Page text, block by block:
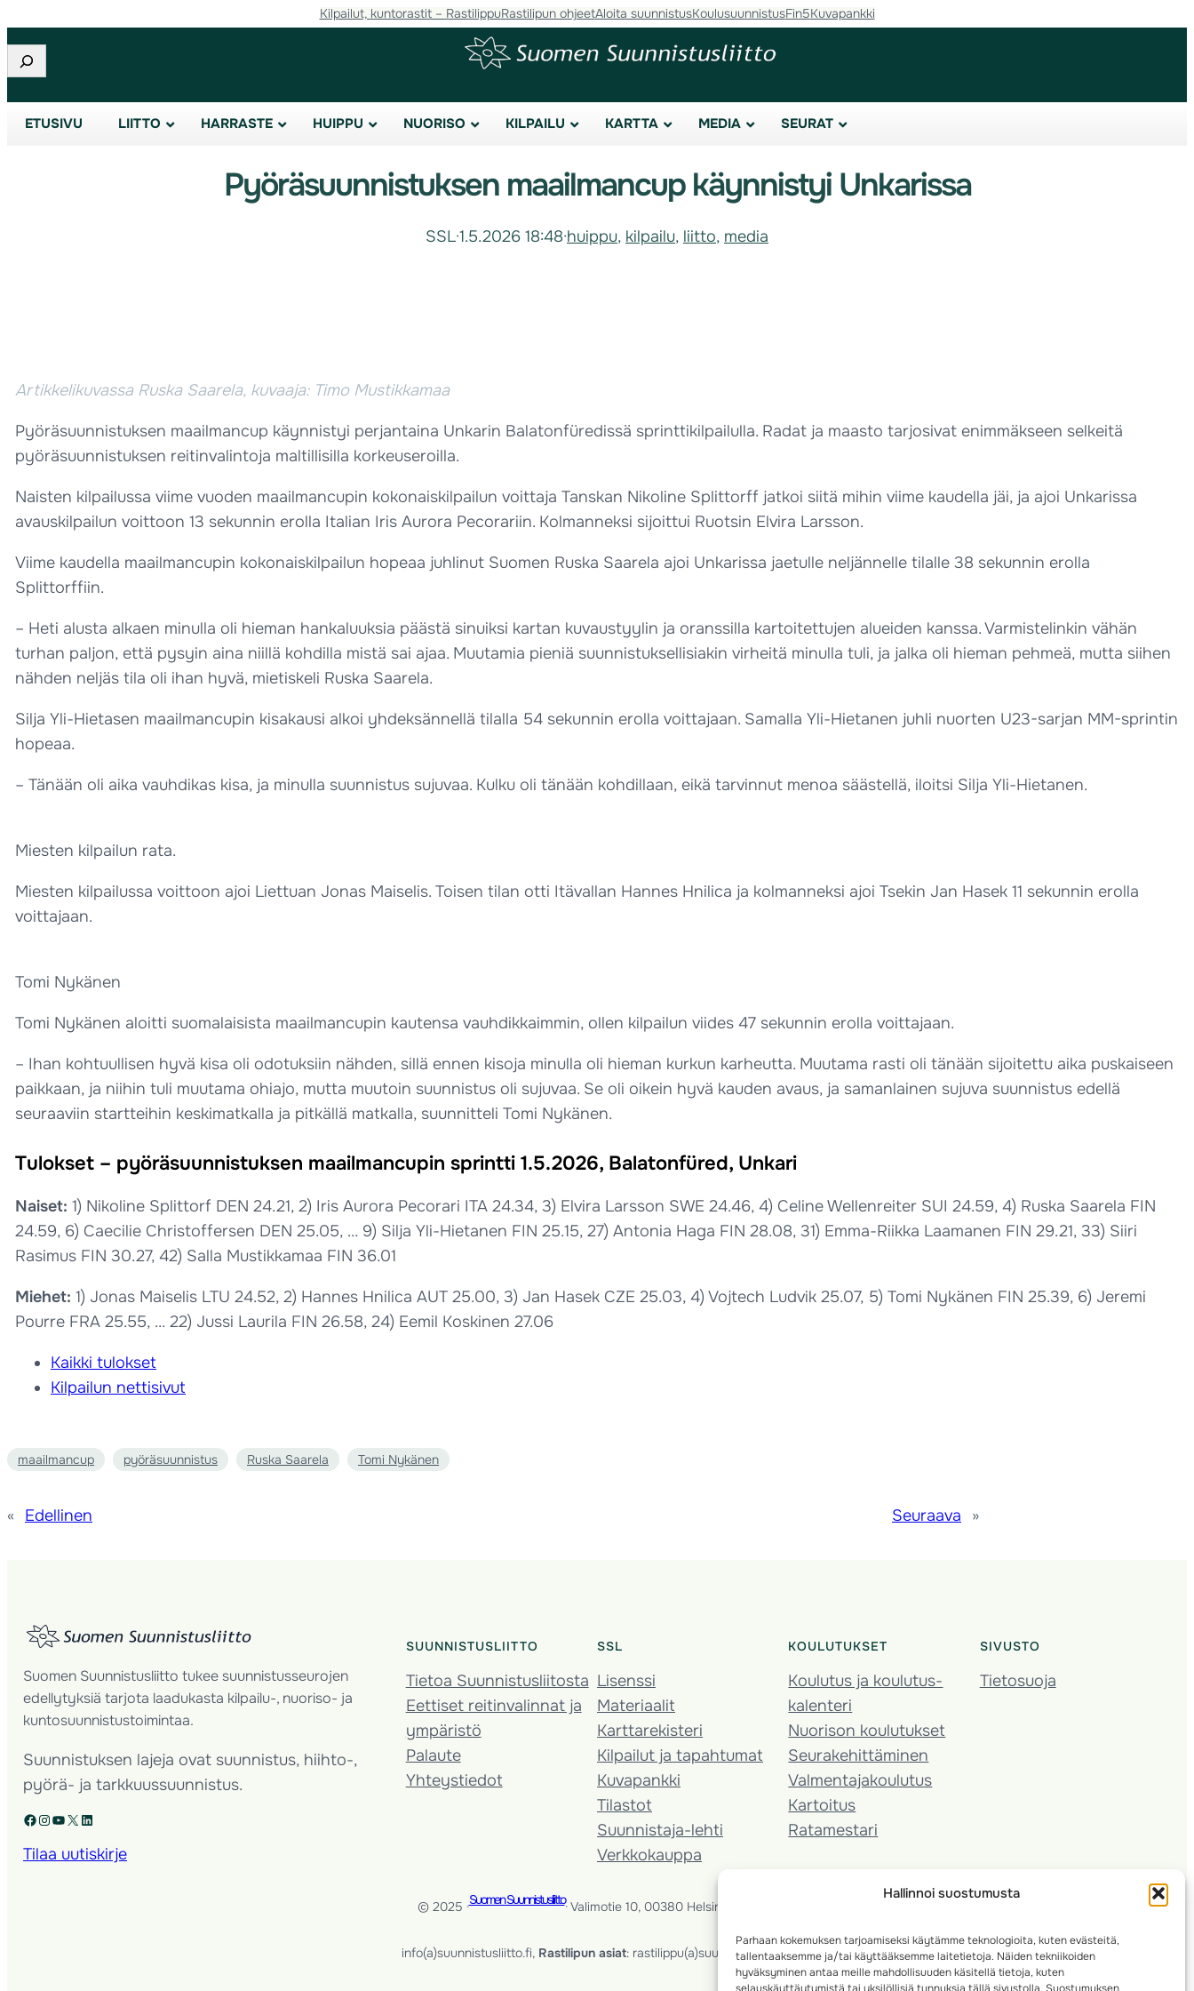
Hallinnoi suostumusta
Parhaan kokemuksen tarjoamiseksi käytämme teknologioita, kuten evästeitä,
tallentaaksemme ja/tai käyttääksemme laitetietoja. Näiden tekniikoiden
hyväksyminen antaa meille mahdollisuuden käsitellä tietoja, kuten
Kilpailut, kuntorastit – RastilippuRastilipun ohjeetAloita suunnistusKoulusuunnistusFin5Kuvapankki
Etsi
ETUSIVU LIITTO HARRASTE HUIPPU NUORISO KILPAILU KARTTA MEDIA SEURAT
Pyöräsuunnistuksen maailmancup käynnistyi Unkarissa
SSL·1.5.2026 18:48·huippu, kilpailu, liitto, media
Artikkelikuvassa Ruska Saarela, kuvaaja: Timo Mustikkamaa
Pyöräsuunnistuksen maailmancup käynnistyi perjantaina Unkarin Balatonfüredissä sprinttikilpailulla. Radat ja maasto tarjosivat enimmäkseen selkeitä
pyöräsuunnistuksen reitinvalintoja maltillisilla korkeuseroilla.
Naisten kilpailussa viime vuoden maailmancupin kokonaiskilpailun voittaja Tanskan Nikoline Splittorff jatkoi siitä mihin viime kaudella jäi, ja ajoi Unkarissa
avauskilpailun voittoon 13 sekunnin erolla Italian Iris Aurora Pecorariin. Kolmanneksi sijoittui Ruotsin Elvira Larsson.
Viime kaudella maailmancupin kokonaiskilpailun hopeaa juhlinut Suomen Ruska Saarela ajoi Unkarissa jaetulle neljännelle tilalle 38 sekunnin erolla
Splittorffiin.
– Heti alusta alkaen minulla oli hieman hankaluuksia päästä sinuiksi kartan kuvaustyylin ja oranssilla kartoitettujen alueiden kanssa. Varmistelinkin vähän
turhan paljon, että pysyin aina niillä kohdilla mistä sai ajaa. Muutamia pieniä suunnistuksellisiakin virheitä minulla tuli, ja jalka oli hieman pehmeä, mutta siihen
nähden neljäs tila oli ihan hyvä, mietiskeli Ruska Saarela.
Silja Yli-Hietasen maailmancupin kisakausi alkoi yhdeksännellä tilalla 54 sekunnin erolla voittajaan. Samalla Yli-Hietanen juhli nuorten U23-sarjan MM-sprintin
hopeaa.
– Tänään oli aika vauhdikas kisa, ja minulla suunnistus sujuvaa. Kulku oli tänään kohdillaan, eikä tarvinnut menoa säästellä, iloitsi Silja Yli-Hietanen.
Miesten kilpailun rata.
Miesten kilpailussa voittoon ajoi Liettuan Jonas Maiselis. Toisen tilan otti Itävallan Hannes Hnilica ja kolmanneksi ajoi Tsekin Jan Hasek 11 sekunnin erolla
voittajaan.
Tomi Nykänen
Tomi Nykänen aloitti suomalaisista maailmancupin kautensa vauhdikkaimmin, ollen kilpailun viides 47 sekunnin erolla voittajaan.
– Ihan kohtuullisen hyvä kisa oli odotuksiin nähden, sillä ennen kisoja minulla oli hieman kurkun karheutta. Muutama rasti oli tänään sijoitettu aika puskaiseen
paikkaan, ja niihin tuli muutama ohiajo, mutta muutoin suunnistus oli sujuvaa. Se oli oikein hyvä kauden avaus, ja samanlainen sujuva suunnistus edellä
seuraaviin startteihin keskimatkalla ja pitkällä matkalla, suunnitteli Tomi Nykänen.
Tulokset – pyöräsuunnistuksen maailmancupin sprintti 1.5.2026, Balatonfüred, Unkari
Naiset: 1) Nikoline Splittorf DEN 24.21, 2) Iris Aurora Pecorari ITA 24.34, 3) Elvira Larsson SWE 24.46, 4) Celine Wellenreiter SUI 24.59, 4) Ruska Saarela FIN
24.59, 6) Caecilie Christoffersen DEN 25.05, … 9) Silja Yli-Hietanen FIN 25.15, 27) Antonia Haga FIN 28.08, 31) Emma-Riikka Laamanen FIN 29.21, 33) Siiri
Rasimus FIN 30.27, 42) Salla Mustikkamaa FIN 36.01
Miehet: 1) Jonas Maiselis LTU 24.52, 2) Hannes Hnilica AUT 25.00, 3) Jan Hasek CZE 25.03, 4) Vojtech Ludvik 25.07, 5) Tomi Nykänen FIN 25.39, 6) Jeremi
Pourre FRA 25.55, … 22) Jussi Laurila FIN 26.58, 24) Eemil Koskinen 27.06
Kaikki tulokset
Kilpailun nettisivut
maailmancup pyöräsuunnistus Ruska Saarela Tomi Nykänen
« Edellinen Seuraava »
Suomen Suunnistusliitto tukee suunnistusseurojen
edellytyksiä tarjota laadukasta kilpailu-, nuoriso- ja
kuntosuunnistustoimintaa.
Suunnistuksen lajeja ovat suunnistus, hiihto-,
pyörä- ja tarkkuussuunnistus.
Facebook Instagram YouTube X LinkedIn
Tilaa uutiskirje
SUUNNISTUSLIITTO
Tietoa Suunnistusliitosta
Eettiset reitinvalinnat ja
ympäristö
Palaute
Yhteystiedot
SSL
Lisenssi
Materiaalit
Karttarekisteri
Kilpailut ja tapahtumat
Kuvapankki
Tilastot
Suunnistaja-lehti
Verkkokauppa
KOULUTUKSET
Koulutus ja koulutus­
kalenteri
Nuorison koulutukset
Seura­kehittäminen
Valmentaja­koulutus
Kartoitus
Ratamestari
SIVUSTO
Tietosuoja
© 2025 ·Suomen Suunnistusliitto· Valimotie 10, 00380 Helsinki, Finland
info(a)suunnistusliitto.fi, Rastilipun asiat: rastilippu(a)suunnistusliitto.fi